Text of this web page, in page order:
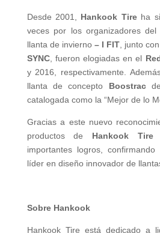
Desde 2001, Hankook Tireha
veces por los organizadores del
llanta de invierno – I FIT, junto
SYNC, fueron elogiadas en el
y 2016, respectivamente.
llanta de concepto Boostrac
catalogada como la “Mejor de lo
Gracias a este nuevo
productos de Hankook Tire
importantes logros,
líder en diseño innovador de
Sobre Hankook
Hankook Tire está dedicado a